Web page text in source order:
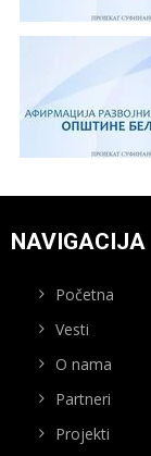
NAVIGACIJA
Početna
Vesti
O nama
Partneri
Projekti